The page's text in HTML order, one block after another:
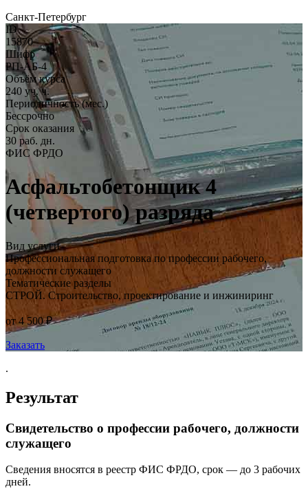
Санкт-Петербург
ID
15870
Шифр
РП-АБ-4
Объём курса
240 уч. ч.
Периодичность (мес.)
Бессрочно
Срок оказания
30 раб. дн.
ФИС ФРДО
Асфальтобетонщик 4
(четвертого) разряда
Вид услуги
Профессиональная подготовка по профессии рабочего,
должности служащего
Тематические разделы
СТРОЙ. Строительство, проектирование и инжиниринг
от 4 500 ₽
Заказать
.
Результат
Свидетельство о профессии рабочего, должности
служащего
Сведения вносятся в реестр ФИС ФРДО, срок — до 3 рабочих
дней.